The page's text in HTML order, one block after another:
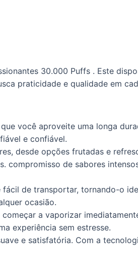
30.000 Puffs . Este
praticidade e qualidade em
você aproveite uma longa
e confiável.
desde opções frutadas e
compromisso de sabores
de transportar, tornando-o
ocasião.
a vaporizar
experiência sem estresse.
e satisfatória. Com a